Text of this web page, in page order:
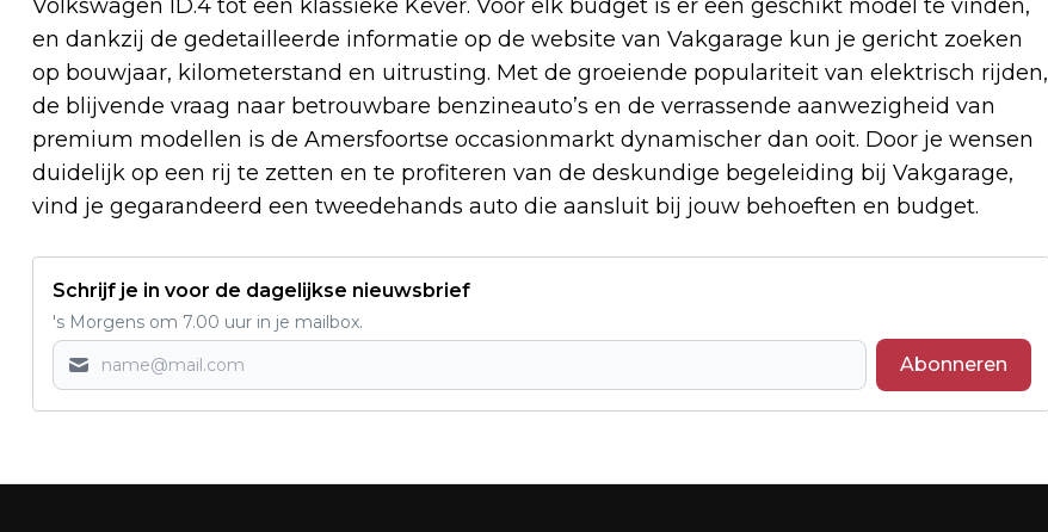
Volkswagen ID.4 tot een klassieke Kever. Voor elk budget is er een geschikt model te vinden,
en dankzij de gedetailleerde informatie op de website van Vakgarage kun je gericht zoeken
op bouwjaar, kilometerstand en uitrusting. Met de groeiende populariteit van elektrisch rijden,
de blijvende vraag naar betrouwbare benzineauto’s en de verrassende aanwezigheid van
premium modellen is de Amersfoortse occasionmarkt dynamischer dan ooit. Door je wensen
duidelijk op een rij te zetten en te profiteren van de deskundige begeleiding bij Vakgarage,
vind je gegarandeerd een tweedehands auto die aansluit bij jouw behoeften en budget.
Schrijf je in voor de dagelijkse nieuwsbrief
's Morgens om 7.00 uur in je mailbox.
Abonneren